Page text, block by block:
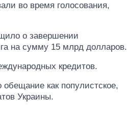
во время голосования,
о завершении
на сумму 15 млрд долларов.
кредитов.
как популистское,
Украины.